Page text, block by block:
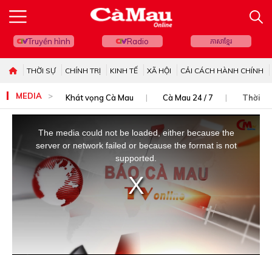
Truyền hình Radio ភាសាខ្មែរ
THỜI SỰ CHÍNH TRỊ KINH TẾ XÃ HỘI CẢI CÁCH HÀNH CHÍNH
MEDIA Khát vọng Cà Mau Cà Mau 24 / 7 Thời sự
modal
window.
The media could not be loaded, either because the
server or network failed or because the format is not
supported.